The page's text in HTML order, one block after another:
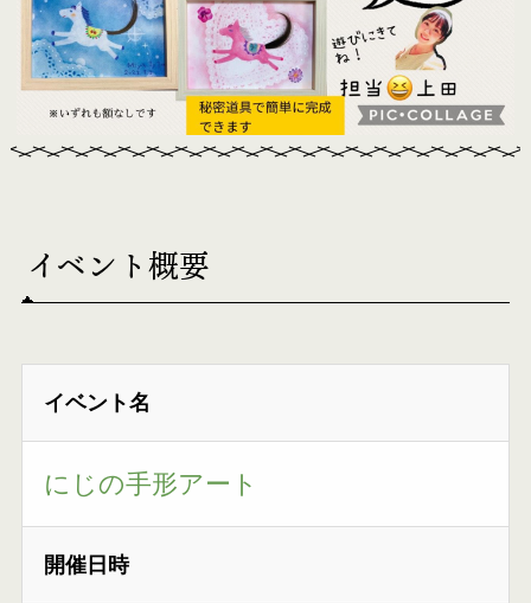
イベント概要
イベント名
にじの手形アート
開催日時